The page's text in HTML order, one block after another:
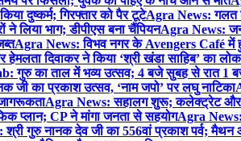
दुष्कर्म; गिरफ्तार को पैर टूटेAgra News: गलत
लिया भाग; डीपीएस बना चैंपियनAgra News:
Agra News: विभव नगर के Avengers Café में
दिवाकर ने किया ‘श्री खंडा साहिब’ का
गुरु का ताल में भव्य उत्सव; 4 बजे सुबह से रात 1
का प्रकाश उत्सव, ‘नाम जपो’ पर लघु नाटिका
Agra News: सहालग शुरू; कलेक्ट्रेट और
प्लान; CP ने मांगा जनता से सहयोगAgra News:
गुरु नानक देव जी का 556वां प्रकाश पर्व; मैथन